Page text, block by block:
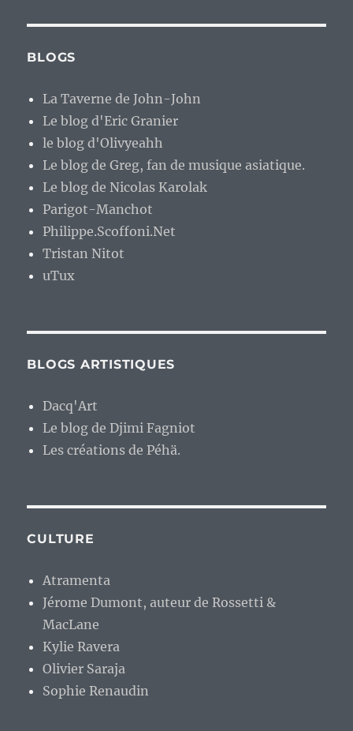
BLOGS
La Taverne de John-John
Le blog d'Eric Granier
le blog d'Olivyeahh
Le blog de Greg, fan de musique asiatique.
Le blog de Nicolas Karolak
Parigot-Manchot
Philippe.Scoffoni.Net
Tristan Nitot
uTux
BLOGS ARTISTIQUES
Dacq'Art
Le blog de Djimi Fagniot
Les créations de Péhä.
CULTURE
Atramenta
Jérome Dumont, auteur de Rossetti &
MacLane
Kylie Ravera
Olivier Saraja
Sophie Renaudin